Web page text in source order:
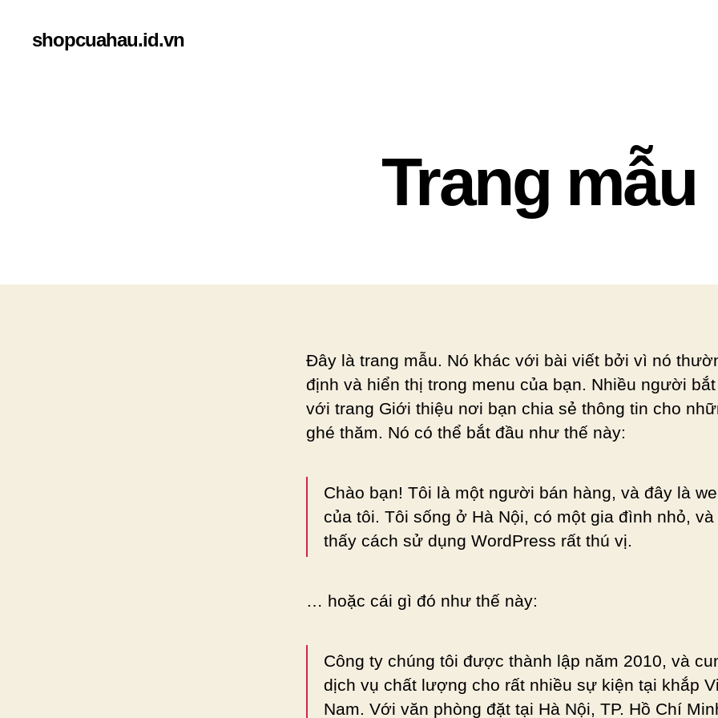
shopcuahau.id.vn
Trang mẫu
Đây là trang mẫu. Nó khác với bài viết bởi vì nó
định và hiển thị trong menu của bạn. Nhiều người
với trang Giới thiệu nơi bạn chia sẻ thông tin cho
ghé thăm. Nó có thể bắt đầu như thế này:
Chào bạn! Tôi là một người bán hàng, và đây là
của tôi. Tôi sống ở Hà Nội, có một gia đình nhỏ, và
thấy cách sử dụng WordPress rất thú vị.
… hoặc cái gì đó như thế này:
Công ty chúng tôi được thành lập năm 2010, và
dịch vụ chất lượng cho rất nhiều sự kiện tại khắp
Nam. Với văn phòng đặt tại Hà Nội, TP. Hồ Chí